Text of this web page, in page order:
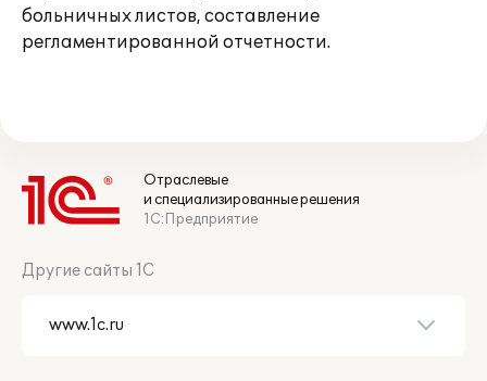
больничных листов, составление
регламентированной отчетности.
Отраслевые
и специализированные решения
1С:Предприятие
Другие сайты 1С